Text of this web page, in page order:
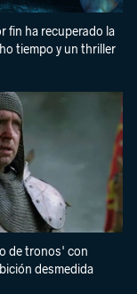
fin ha recuperado la
tiempo y un thriller
de tronos' con
desmedida